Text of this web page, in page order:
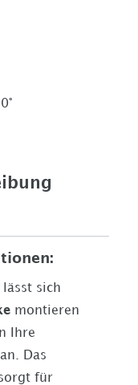
lässt sich
montieren
Ihre
Das
für